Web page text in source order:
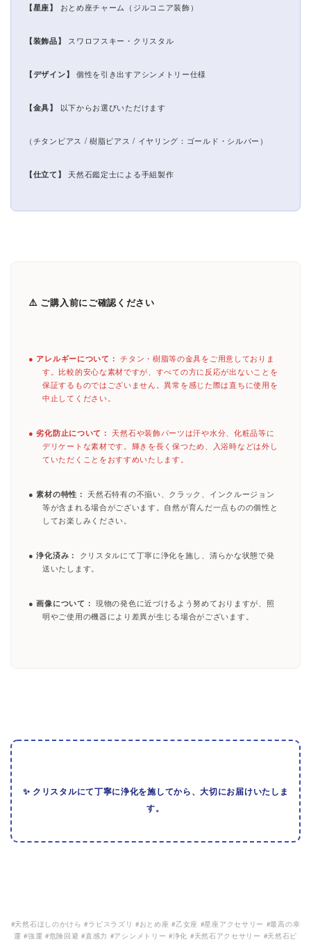
【星座】 おとめ座チャーム（ジルコニア装飾）
【装飾品】 スワロフスキー・クリスタル
【デザイン】 個性を引き出すアシンメトリー仕様
【金具】 以下からお選びいただけます
（チタンピアス / 樹脂ピアス / イヤリング：ゴールド・シルバー）
【仕立て】 天然石鑑定士による手組製作
⚠️ ご購入前にご確認ください
● アレルギーについて： チタン・樹脂等の金具をご用意しておりま
す。比較的安心な素材ですが、すべての方に反応が出ないことを
保証するものではございません。異常を感じた際は直ちに使用を
中止してください。
●劣化防止について： 天然石や装飾パーツは汗や水分、化粧品等に
デリケートな素材です。輝きを長く保つため、入浴時などは外し
ていただくことをおすすめいたします。
●素材の特性： 天然石特有の不揃い、クラック、インクルージョン
等が含まれる場合がございます。自然が育んだ一点ものの個性と
してお楽しみください。
●浄化済み：
クリスタルにて丁寧に浄化を施し、清らかな状態で発
送いたします。
●画像について： 現物の発色に近づけるよう努めておりますが、照
明やご使用の機器により差異が生じる場合がございます。
✨ クリスタルにて丁寧に浄化を施してから、大切にお届けいたしま
す。
#天然石ほしのかけら #ラピスラズリ #おとめ座 #乙女座 #星座アクセサリー #最高の幸
運 #強運 #危険回避 #直感力 #アシンメトリー #浄化 #天然石アクセサリー #天然石ピ